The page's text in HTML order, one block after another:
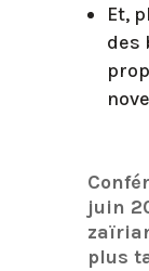
Et,
des
juin
plus